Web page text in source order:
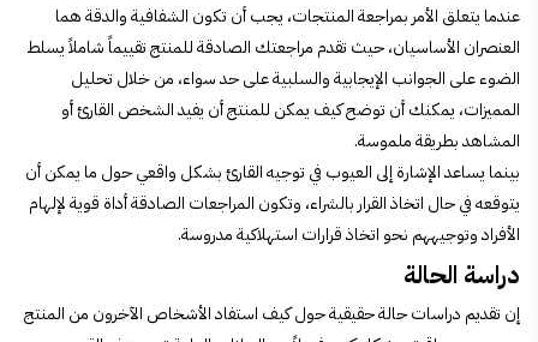
عندما يتعلق الأمر بمراجعة المنتجات، يجب أن تكون الشفافية والدقة هما
العنصران الأساسيان، حيث تقدم مراجعتك الصادقة للمنتج تقييماً شاملاً يسلط
الضوء على الجوانب الإيجابية والسلبية على حد سواء، من خلال تحليل
المميزات، يمكنك أن توضح كيف يمكن للمنتج أن يفيد الشخص القارئ أو
المشاهد بطريقة ملموسة.
بينما يساعد الإشارة إلى العيوب في توجيه القارئ بشكل واقعي حول ما يمكن أن
يتوقعه في حال اتخاذ القرار بالشراء، وتكون المراجعات الصادقة أداة قوية لإلهام
الأفراد وتوجيههم نحو اتخاذ قرارات استهلاكية مدروسة.
دراسة الحالة
إن تقديم دراسات حالة حقيقية حول كيف استفاد الأشخاص الآخرون من المنتج